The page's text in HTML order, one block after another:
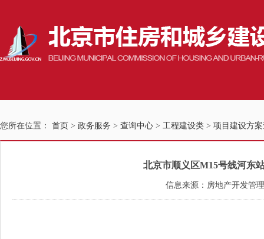
您所在位置： 首页 > 政务服务 > 查询中心 > 工程建设类 > 项目建设方
北京市顺义区M15号线河东
信息来源：房地产开发管